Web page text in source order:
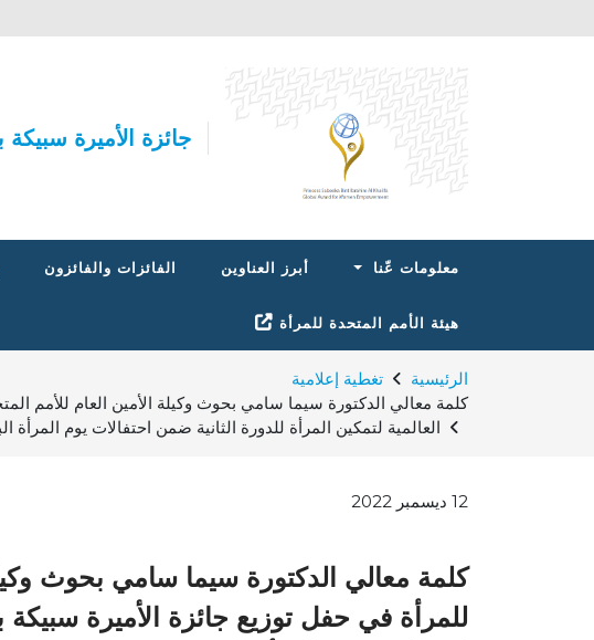
جائزة الأميرة سبيكة
Main navigation
معلومات عّنا أبرز العناوين الفائزات والفائزون
هيئة الأمم المتحدة للمرأة
مسار التنقل
الرئيسية
تغطية إعلامية
كلمة معالي الدكتورة سيما سامي بحوث وكيلة الأمين العام للأمم
العالمية لتمكين المرأة للدورة الثانية ضمن احتفالات يوم المرأة
12 ديسمبر 2022
كلمة معالي الدكتورة سيما سامي بحوث وكيلة
للمرأة في حفل توزيع جائزة الأميرة سبيكة